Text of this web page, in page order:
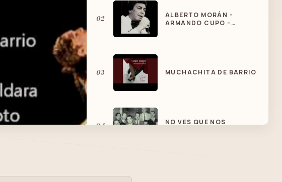
02
ALBERTO MORÁN -
ARMANDO CUPO -
03 MUCHACHITA DE BARRIO
04
NO VES QUE NOS
05